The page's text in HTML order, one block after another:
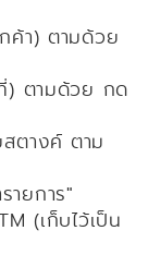
ค้า) ตามด้วย
) ตามด้วย กด
สตางค์ ตาม
ายการ"
(เก็บไว้เป็น